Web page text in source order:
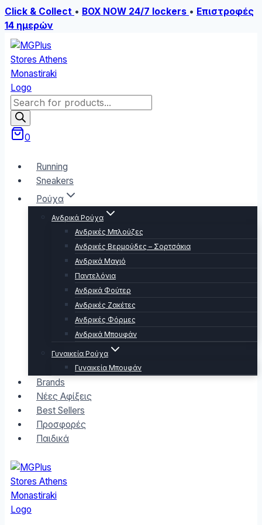
Click & Collect • BOX NOW 24/7 lockers • Επιστροφές
14 ημερών
Skip
to
content
Products
search
0
Running
Sneakers
Ρούχα
Ανδρικά Ρούχα
Ανδρικές Μπλούζες
Ανδρικές Βερμούδες – Σορτσάκια
Ανδρικά Μαγιό
Παντελόνια
Ανδρικά Φούτερ
Ανδρικές Ζακέτες
Ανδρικές Φόρμες
Ανδρικά Μπουφάν
Γυναικεία Ρούχα
Γυναικεία Μπουφάν
Brands
Νέες Αφίξεις
Best Sellers
Προσφορές
Παιδικά